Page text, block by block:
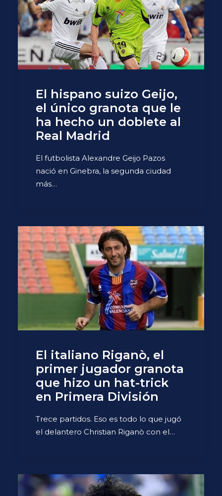
El hispano suizo Geijo,
el único granota que le
ha hecho un doblete al
Real Madrid
El futbolista Alexandre Geijo Pazos
nació en Ginebra, la segunda ciudad
más…
El italiano Riganò, el
primer jugador granota
que hizo un hat-trick
en Primera División
Trece partidos. Eso es todo lo que jugó
el delantero Christian Riganò con el…